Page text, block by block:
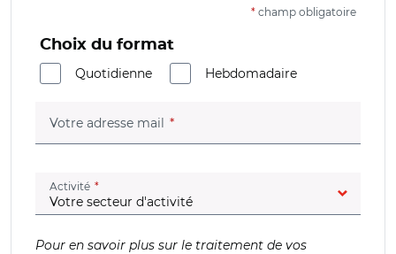
* champ obligatoire
Choix du format
Quotidienne
Hebdomadaire
Votre adresse mail (champ obligatoire)
Activité (champ obligatoire)
Pour en savoir plus sur le traitement de vos